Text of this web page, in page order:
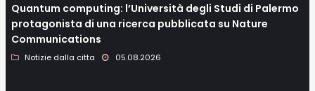
Quantum computing: l’Università degli Studi di Palermo
protagonista di una ricerca pubblicata su Nature
Communications
Notizie dalla citta 05.08.2026